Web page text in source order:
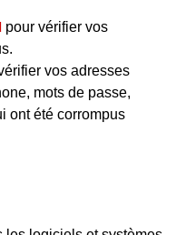
pour vérifier vos
vos adresses
mots de passe,
ont été corrompus